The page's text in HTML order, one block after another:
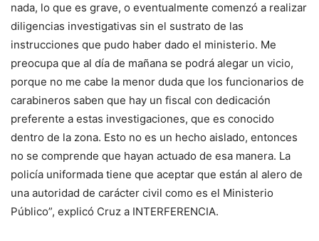
nada, lo que es grave, o eventualmente comenzó a realizar
diligencias investigativas sin el sustrato de las
instrucciones que pudo haber dado el ministerio. Me
preocupa que al día de mañana se podrá alegar un vicio,
porque no me cabe la menor duda que los funcionarios de
carabineros saben que hay un fiscal con dedicación
preferente a estas investigaciones, que es conocido
dentro de la zona. Esto no es un hecho aislado, entonces
no se comprende que hayan actuado de esa manera. La
policía uniformada tiene que aceptar que están al alero de
una autoridad de carácter civil como es el Ministerio
Público”, explicó Cruz a INTERFERENCIA.